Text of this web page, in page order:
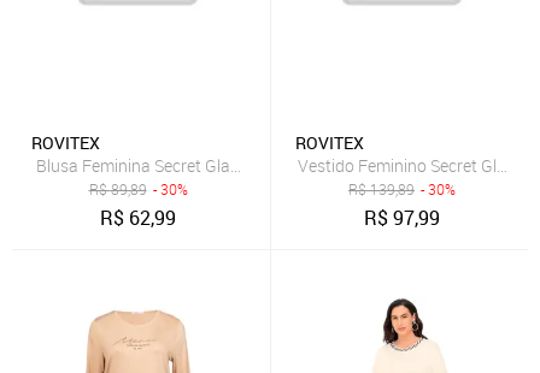
ROVITEX
Blusa Feminina Secret Glam Plus Size Mind Bege Claro
R$89,89 - 30%
R$ 62,99
ROVITEX
Vestido Feminino Secret Glam
R$139,89 - 30%
R$97,99